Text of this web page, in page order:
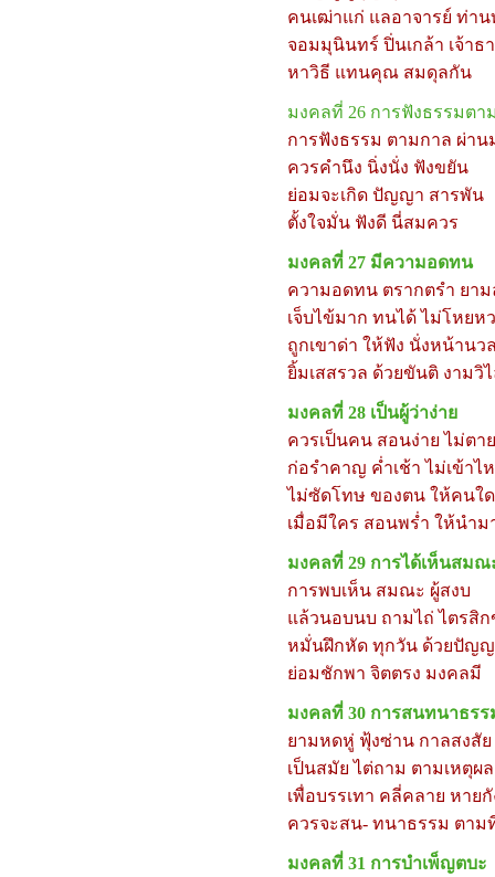
คนเฒ่าแก่ แลอาจารย์ ท่าน
จอมมุนินทร์ ปิ่นเกล้า เจ้าธ
หาวิธี แทนคุณ สมดุลกัน
มงคลที่ 26 การฟังธรรมตา
การฟังธรรม ตามกาล ผ่าน
ควรคำนึง นิ่งนั่ง ฟังขยัน
ย่อมจะเกิด ปัญญา สารพัน
ตั้งใจมั่น ฟังดี นี่สมควร
มงคลที่ 27 มีความอดทน
ความอดทน ตรากตรำ ยา
เจ็บไข้มาก ทนได้ ไม่โหยห
ถูกเขาด่า ให้ฟัง นั่งหน้านว
ยิ้มเสสรวล ด้วยขันติ งามวิ
มงคลที่ 28 เป็นผู้ว่าง่าย
ควรเป็นคน สอนง่าย ไม่ตา
ก่อรำคาญ ค่ำเช้า ไม่เข้าไ
ไม่ซัดโทษ ของตน ให้คนใด
เมื่อมีใคร สอนพร่ำ ให้นำม
มงคลที่ 29 การได้เห็นสมณ
การพบเห็น สมณะ ผู้สงบ
แล้วนอบนบ ถามไถ่ ไตรสิก
หมั่นฝึกหัด ทุกวัน ด้วยปัญ
ย่อมชักพา จิตตรง มงคลมี
มงคลที่ 30 การสนทนาธร
ยามหดหู่ ฟุ้งซ่าน กาลสงสัย
เป็นสมัย ไต่ถาม ตามเหตุผล
เพื่อบรรเทา คลี่คลาย หาย
ควรจะสน- ทนาธรรม ตาม
มงคลที่ 31 การบำเพ็ญตบะ